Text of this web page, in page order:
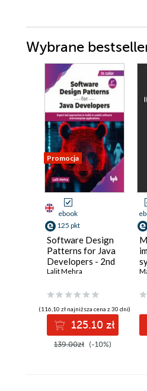
Wybrane
Promocja
ebook
125 pkt
Software Design
Patterns for Java
Developers - 2nd
Edition
Lalit Mehra
(116,10 zł najniższa cena z 30 dni)
125.10 zł
139.00zł (-10%)